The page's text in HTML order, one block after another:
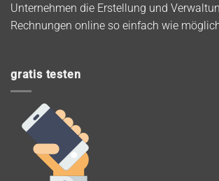
Unternehmen die Erstellung und
Rechnungen online so einfach wie
gratis testen